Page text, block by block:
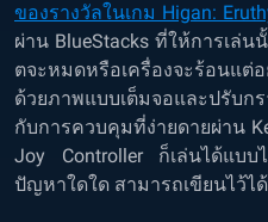
ของรางวัลในเกม Higan:
ผ่าน BlueStacks ที่ให้การเล่
ตจะหมดหรือเครื่องจะร้อนแ
ด้วยภาพแบบเต็มจอและปรับก
กับการควบคุมที่ง่ายดายผ่าน
Joy Controller ก็เล่นได้แบ
ปัญหาใดใด สามารถเขียนไว้ไ